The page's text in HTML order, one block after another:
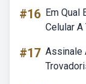
#16 Em Qual
Celular
#17 Assinale